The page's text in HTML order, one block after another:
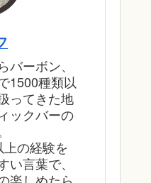
バーボン、
1500種類以
ってきた地
ックバーの
の経験を
い言葉で、